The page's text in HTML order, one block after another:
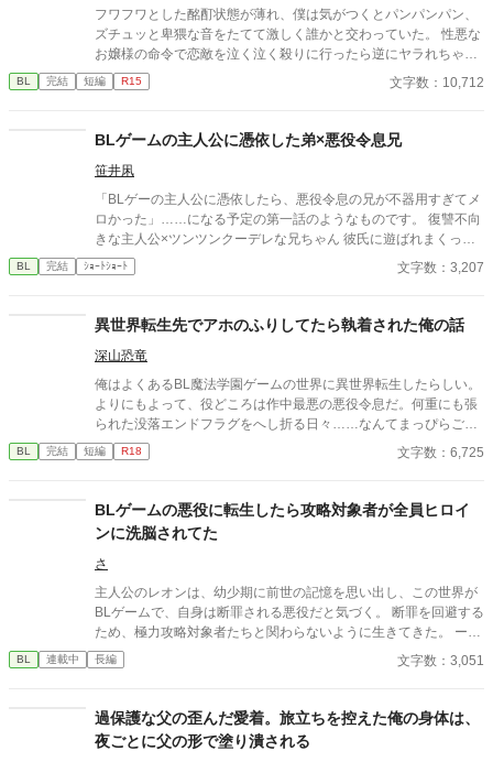
フワフワとした酩酊状態が薄れ、僕は気がつくとパンパンパン、
ズチュッと卑猥な音をたてて激しく誰かと交わっていた。 性悪な
お嬢様の命令で恋敵を泣く泣く殺りに行ったら逆にヤラれちゃっ
た、ちょっとアホな子の話です。 （ムーンライトノベルにも掲載
しています）
BL 完結 短編 R15 文字数：10,712
BLゲームの主人公に憑依した弟×悪役令息兄
笹井凩
「BLゲーの主人公に憑依したら、悪役令息の兄が不器用すぎてメ
ロかった」……になる予定の第一話のようなものです。 復讐不向
きな主人公×ツンツンクーデレな兄ちゃん 彼氏に遊ばれまくって
きた主人公が彼氏の遊び相手に殺され、転生後、今度こそ性格が
終わっている男共を粛清してやろうとするのに、情が湧いてなか
たはずのゲスい悪役令息、今生では兄に当たる男ファルトの本性
を知って愛情が芽生えてしまい——。 となるアレです。性癖。 何
より、対人関係に恵まれなかったせいで歪んだ愛情を求め、与え
てしまう二人が非常に好きなんですよね。 本当は義理の兄弟とか
にしたほうが倫理観からすると良いのでしょうが、本能には抗え
ませんでした。 今日までの短編公募に間に合わなかったため供
っております。 性癖の近しい方に刺されば、非常に嬉しいです。
BL 完結 ｼｮｰﾄｼｮｰﾄ 文字数：3,207
異世界転生先でアホのふりしてたら執着された俺の話
深山恐竜
俺はよくあるBL魔法学園ゲームの世界に異世界転生したらしい。
よりにもよって、役どころは作中最悪の悪役令息だ。何重にも張
られた没落エンドフラグをへし折る日々……なんてまっぴらごめ
んなので、前世のスキル（引きこもり）を最大限活用して平和を
勝ち取る！ ……はずだったのだが、どういうわけか俺の従者が
BL 完結 短編 R18 文字数：6,725
BLゲームの悪役に転生したら攻略対象者が全員ヒロイ
ンに洗脳されてた
さ
主人公のレオンは、幼少期に前世の記憶を思い出し、この世界が
BLゲームで、自身は断罪される悪役だと気づく。 断罪を回避する
ため、極力攻略対象者たちと関わらないように生きてきた。 ーー
それなのに。 婚約者に婚約は破棄され、 気づけば断罪寸前の立場
に。 しかも理由もわからないまま、 何もしていないはずの攻略対
され悪役令息
BL 連載中 長編 文字数：3,051
過保護な父の歪んだ愛着。旅立ちを控えた俺の身体は、
夜ごとに父の形で塗り潰される